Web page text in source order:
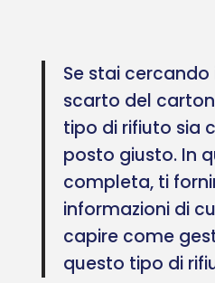
Se stai
scarto del
tipo di rifiuto sia
posto giusto. In
completa, ti
informazioni di
capire come
questo tipo di